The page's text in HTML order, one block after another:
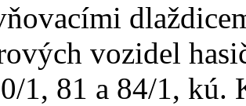
vozidel
1, 81 a 84/1, kú.